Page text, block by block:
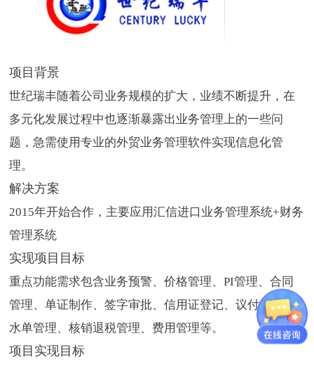
项目背景
世纪瑞丰随着公司业务规模的扩大，业绩不断提升，在
多元化发展过程中也逐渐暴露出业务管理上的一些问
题，急需使用专业的外贸业务管理软件实现信息化管
理。
解决方案
2015年开始合作，主要应用汇信进口业务管理系统+财务
管理系统
实现项目目标
重点功能需求包含业务预警、价格管理、PI管理、合同
管理、单证制作、签字审批、信用证登记、议付收汇、
水单管理、核销退税管理、费用管理等。
项目实现目标